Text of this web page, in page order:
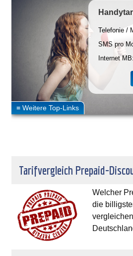
Telefonie /
SMS pro
Internet MB:
Tarifvergleich Prepaid-
Welcher
die